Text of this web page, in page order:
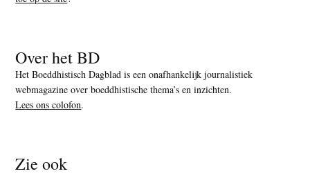
Over het BD
Het Boeddhistisch Dagblad is een onafhankelijk journalistiek
webmagazine over boeddhistische thema’s en inzichten.
Lees ons colofon.
Zie ook